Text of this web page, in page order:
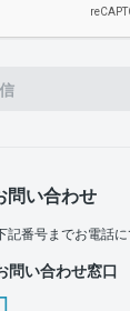
問い合わせ
記番号までお電話に
問い合わせ窓口